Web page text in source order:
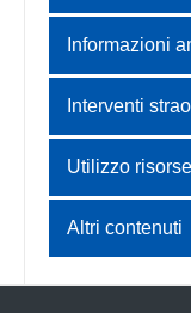
Informazioni
Interventi
Utilizzo
Altri contenuti